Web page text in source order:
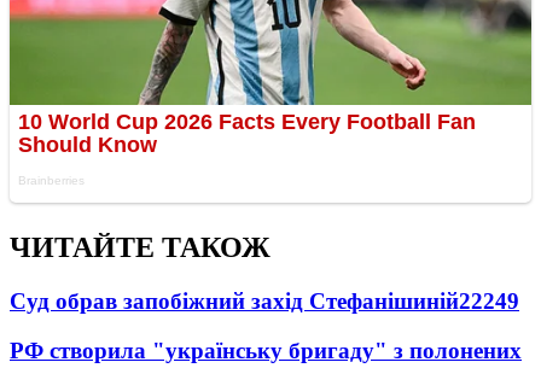
ЧИТАЙТЕ ТАКОЖ
Суд обрав запобіжний захід Стефанішиній22249
РФ створила "українську бригаду" з полонених